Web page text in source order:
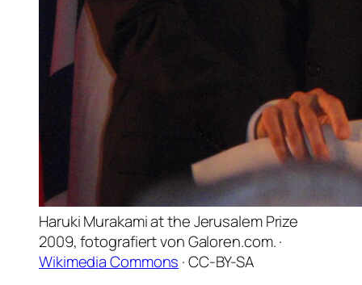
Haruki Murakami at the Jerusalem Prize
2009, fotografiert von Galoren.com. ·
Wikimedia Commons · CC-BY-SA